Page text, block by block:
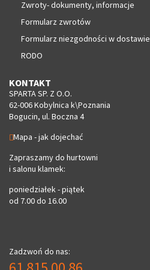
Zwroty- dokumenty, informacje
Formularz zwrotów
Formularz niezgodności w dostawie
RODO
KONTAKT
SPARTA SP. Z O.O.
62-006 Kobylnica k\Poznania
Bogucin, ul. Boczna 4
Mapa - jak dojechać
Zapraszamy do hurtowni
i salonu klamek:
poniedziałek - piątek
od 7.00 do 16.00
Zadzwoń do nas: